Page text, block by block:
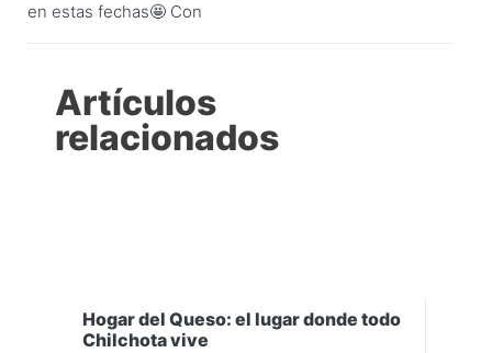
en estas fechas🤩 Con
Artículos
relacionados
Hogar del Queso: el lugar donde todo
Chilchota vive